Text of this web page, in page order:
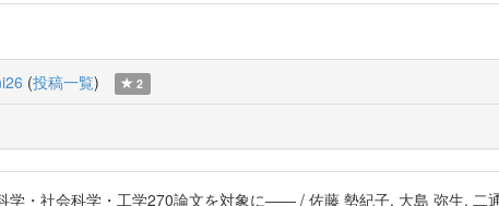
(投稿一覧) 2
・社会科学・工学270論文を対象に―― / 佐藤 勢紀子, 大島 弥生, 二